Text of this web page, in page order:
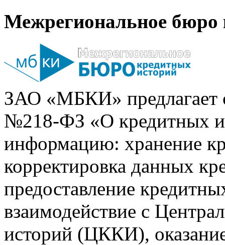
Межрегиональное бюро
ЗАО «МБКИ» предлагает
№218-ФЗ «О кредитных
информацию: хранение
корректировка данных
предоставление
взаимодействие с
историй (ЦККИ),